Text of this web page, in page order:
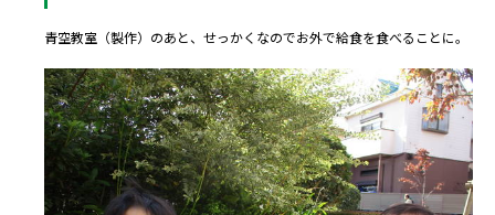
青空教室（製作）のあと、せっかくなのでお外で給食を食べることに。